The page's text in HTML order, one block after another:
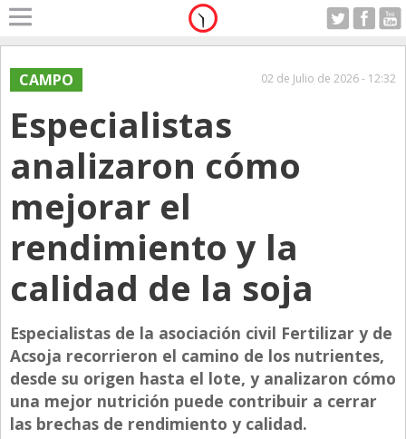
Home
A Motor
Alerta
Anticipo
Campo
Carrera & Emprendedores
Club House
Con Estilo
De Bolsillo
Diarios de Argentina
Diarios del Mundo
Directivos
Viernes 07.08.2026
CAMPO 02 de Julio de 2026 - 12:32
Especialistas
analizaron cómo
mejorar el
rendimiento y la
calidad de la soja
Especialistas de la asociación civil Fertilizar y de
Acsoja recorrieron el camino de los nutrientes,
desde su origen hasta el lote, y analizaron cómo
una mejor nutrición puede contribuir a cerrar
las brechas de rendimiento y calidad.